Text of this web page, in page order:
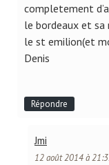
completement
le bordeaux et
le st emilion(et
Denis
Répondre
Jmi
12 août 2014 à